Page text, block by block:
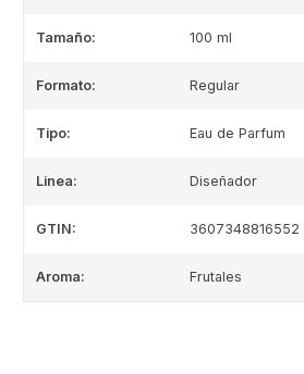
Tamaño: 100 ml
Formato: Regular
Tipo: Eau de Parfum
Linea: Diseñador
GTIN: 3607348816552
Aroma: Frutales